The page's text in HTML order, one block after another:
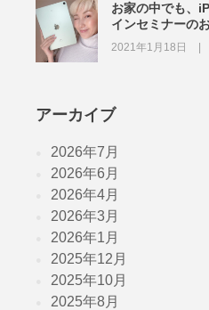
お家の中でも、
インセミナーの
2021年1月18日
アーカイブ
2026年7月
2026年6月
2026年4月
2026年3月
2026年1月
2025年12月
2025年10月
2025年8月